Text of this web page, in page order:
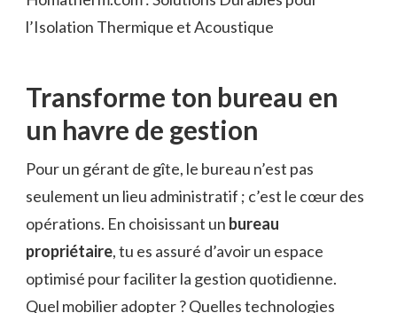
l’Isolation Thermique et Acoustique
Transforme ton bureau en
un havre de gestion
Pour un gérant de gîte, le bureau n’est pas
seulement un lieu administratif ; c’est le cœur des
opérations. En choisissant un bureau
propriétaire, tu es assuré d’avoir un espace
optimisé pour faciliter la gestion quotidienne.
Quel mobilier adopter ? Quelles technologies